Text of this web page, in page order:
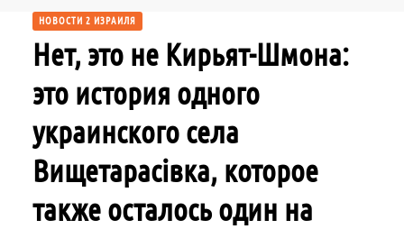
НОВОСТИ 2 ИЗРАИЛЯ
Нет, это не Кирьят-Шмона:
это история одного
украинского села
Вищетарасівка, которое
также осталось один на